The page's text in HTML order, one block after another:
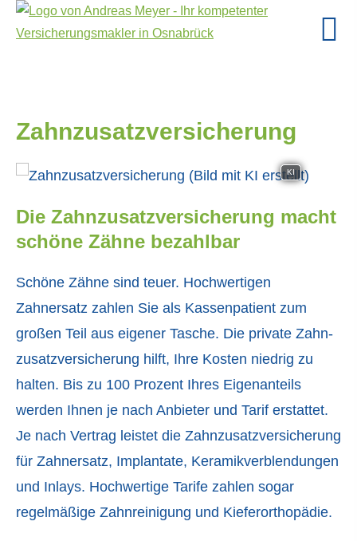
Zahn­zu­satz­ver­si­che­rung
KI
Die Zahn­zu­satz­ver­si­che­rung macht
schöne Zähne bezahlbar
Schöne Zähne sind teuer. Hochwertigen
Zahnersatz zahlen Sie als Kassenpatient zum
großen Teil aus eigener Tasche. Die private Zahn­
zu­satz­ver­si­che­rung hilft, Ihre Kosten niedrig zu
halten. Bis zu 100 Prozent Ihres Eigenanteils
werden Ihnen je nach Anbieter und Tarif erstattet.
Je nach Vertrag leistet die Zahn­zu­satz­ver­si­che­rung
für Zahnersatz, Implantate, Keramikverblendungen
und Inlays. Hochwertige Tarife zahlen sogar
regelmäßige Zahnreinigung und Kieferorthopädie.